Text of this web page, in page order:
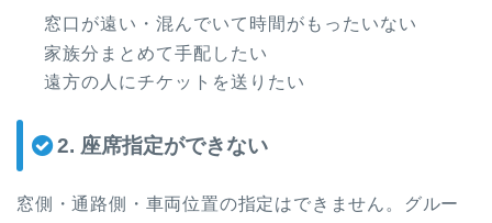
窓口が遠い・混んでいて時間がもったいない
家族分まとめて手配したい
遠方の人にチケットを送りたい
2. 座席指定ができない
窓側・通路側・車両位置の指定はできません。グルー